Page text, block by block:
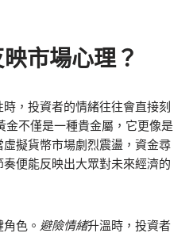
市場心理？
，投資者的情緒往往會直接刻
金不僅是一種貴金屬，它更像是
擬貨幣市場劇烈震盪，資金尋
便能反映出大眾對未來經濟的
色。 避險情緒升溫時，投資者